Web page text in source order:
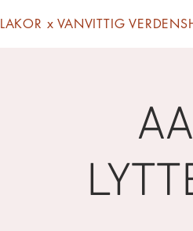
LAKOR x VANVITTIG